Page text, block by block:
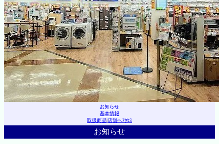
お知らせ
基本情報
取扱商品|店舗へｱｸｾｽ
お知らせ